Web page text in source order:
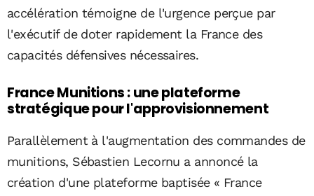
accélération témoigne de l'urgence perçue par
l'exécutif de doter rapidement la France des
capacités défensives nécessaires.
France Munitions : une plateforme
stratégique pour l'approvisionnement
Parallèlement à l'augmentation des commandes de
munitions, Sébastien Lecornu a annoncé la
création d'une plateforme baptisée « France